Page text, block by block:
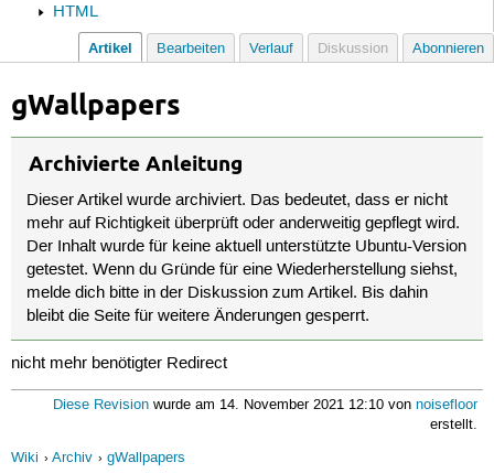
HTML
Artikel Bearbeiten Verlauf Diskussion Abonnieren
gWallpapers
Archivierte Anleitung
Dieser Artikel wurde archiviert. Das bedeutet, dass er nicht
mehr auf Richtigkeit überprüft oder anderweitig gepflegt wird.
Der Inhalt wurde für keine aktuell unterstützte Ubuntu-Version
getestet. Wenn du Gründe für eine Wiederherstellung siehst,
melde dich bitte in der Diskussion zum Artikel. Bis dahin
bleibt die Seite für weitere Änderungen gesperrt.
nicht mehr benötigter Redirect
Diese Revision wurde am 14. November 2021 12:10 vonnoisefloor
erstellt.
Wiki
Archiv gWallpapers